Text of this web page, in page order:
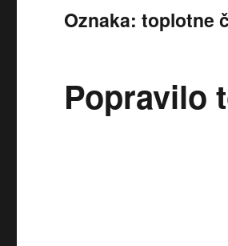
Oznaka:toplotne
Popravilo